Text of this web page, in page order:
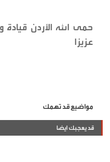
حمى الله الأردن قيادة
عزيزا
مواضيع قد تهمك
قد يعجبك ايضا